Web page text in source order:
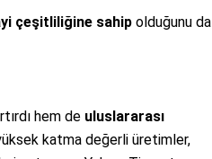
çeşitliliğine sahip olduğunu da
hem de uluslararası
katma değerli üretimler,